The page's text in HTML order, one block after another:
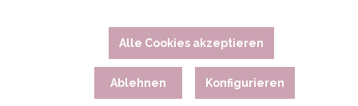
Alle Cookies akzeptieren
Ablehnen Konfigurieren